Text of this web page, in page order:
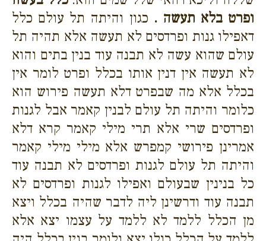
ופרט בלא תעשה . כגון והיתה תל עולם כלל
דאפילו גנות ופרדסים לא תעשה אלא תהיה תל
עולם שהוא עשה לא תבנה עוד בנין בתים והוא
לא תעשה אין דנין אותו בכלל ופרט לומר אין
בכלל אלא מה שבפרט דלא תעשה פירוש הוא
כלומר והיתה תל עולם לבנין קאמר אבל לגנות
ופרדסים שרי אלא תרי מילי קאמר קרא דלא
אמרינן פירושי קמפרש אלא מילי מילי קאמר
והיתה תל עולם לגנות ופרדסים לא תבנה עוד
כל בנינין שבעולם ואפילו לגנות ופרדסים לא
תבנה עוד ודרשינן ליה לדבר שהיה בכלל ויצא
מן הכלל ללמד לא ללמד על עצמו יצא אלא